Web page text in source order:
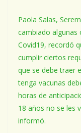
Paola Salas,
cambiado algunas
Covid19, recordó
cumplir ciertos
que se debe traer
tenga vacunas
horas de
18 años no se les
informó.